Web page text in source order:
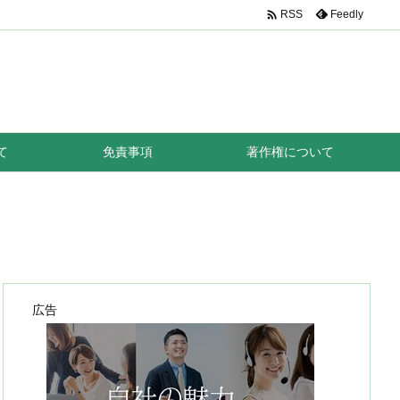
免責事項 著作権について
 RSS Feedly
広告